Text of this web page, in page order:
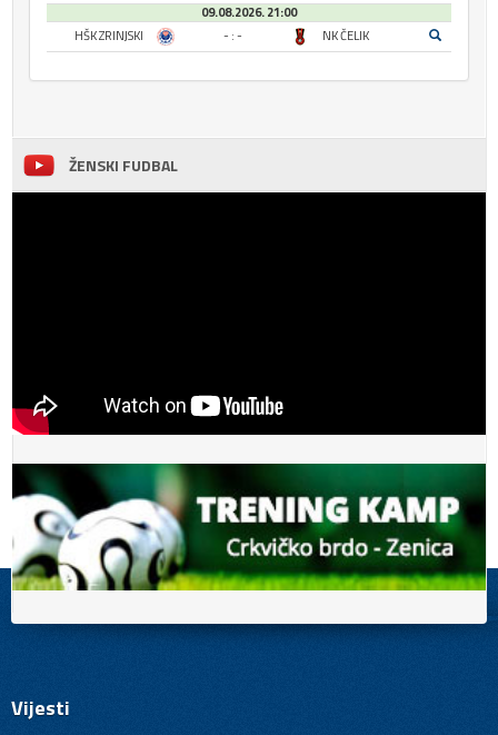
09.08.2026. 21:00
HŠK ZRINJSKI
- : - NK ČELIK
ŽENSKI FUDBAL
Vijesti